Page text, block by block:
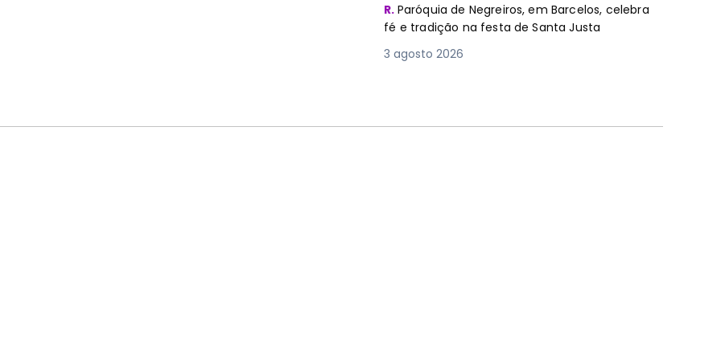
R. Paróquia de Negreiros, em Barcelos, celebra
fé e tradição na festa de Santa Justa
3 agosto 2026